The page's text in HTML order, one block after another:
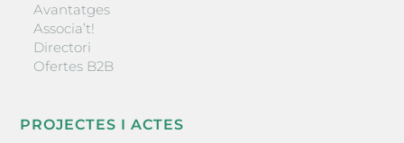
Avantatges
Associa’t!
Directori
Ofertes B2B
PROJECTES I ACTES